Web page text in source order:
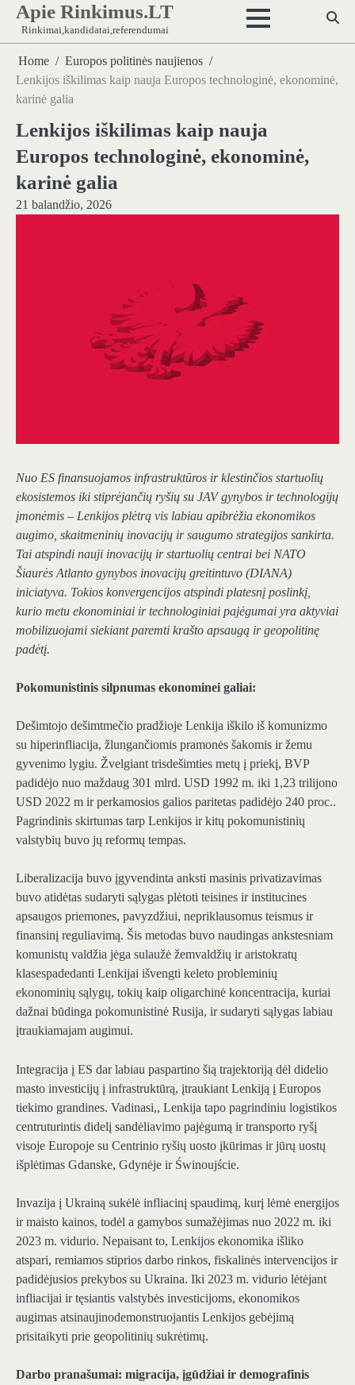
Skip
content
Apie Rinkimus.LT
Rinkimai,kandidatai,referendumai
Home
Europos politinės naujienos
Lenkijos iškilimas kaip nauja Europos technologinė, ekonominė,
karinė galia
Lenkijos iškilimas kaip nauja
Europos technologinė, ekonominė,
karinė galia
21 balandžio, 2026
Nuo ES finansuojamos infrastruktūros ir klestinčios startuolių
ekosistemos iki stiprėjančių ryšių su JAV gynybos ir technologijų
įmonėmis – Lenkijos plėtrą vis labiau apibrėžia ekonomikos
augimo, skaitmeninių inovacijų ir saugumo strategijos sankirta.
Tai atspindi nauji inovacijų ir startuolių centrai bei NATO
Šiaurės Atlanto gynybos inovacijų greitintuvo (DIANA)
iniciatyva. Tokios konvergencijos atspindi platesnį poslinkį,
kurio metu ekonominiai ir technologiniai pajėgumai yra aktyviai
mobilizuojami siekiant paremti krašto apsaugą ir geopolitinę
padėtį.
Pokomunistinis silpnumas ekonominei galiai:
Dešimtojo dešimtmečio pradžioje Lenkija iškilo iš komunizmo
su hiperinfliacija, žlungančiomis pramonės šakomis ir žemu
gyvenimo lygiu. Žvelgiant trisdešimties metų į priekį, BVP
padidėjo nuo maždaug 301 mlrd. USD 1992 m. iki 1,23 trilijono
USD 2022 m irperkamosios galios paritetas padidėjo 240 proc..
Pagrindinis skirtumas tarp Lenkijos ir kitų pokomunistinių
valstybių buvo jų reformų tempas.
Liberalizacija buvo įgyvendinta anksti masinis privatizavimas
buvo atidėtas sudaryti sąlygas plėtoti teisines ir institucines
apsaugos priemones, pavyzdžiui, nepriklausomus teismus ir
finansinį reguliavimą. Šis metodas buvo naudingas ankstesniam
komunistų valdžia jėga sulaužė žemvaldžių ir aristokratų
klasespadedanti Lenkijai išvengti keleto probleminių
ekonominių sąlygų, tokių kaip oligarchinė koncentracija, kuriai
dažnai būdinga pokomunistinė Rusija, ir sudaryti sąlygas labiau
įtraukiamajam augimui.
Integracija į ES dar labiau paspartino šią trajektoriją dėl didelio
masto investicijų į infrastruktūrą, įtraukiant Lenkiją į Europos
tiekimo grandines. Vadinasi,, Lenkija tapo pagrindiniu logistikos
centruturintis didelį sandėliavimo pajėgumą ir transporto ryšį
visoje Europoje su Centrinio ryšių uosto įkūrimas ir jūrų uostų
išplėtimas Gdanske, Gdynėje ir Świnoujście.
Invazija į Ukrainą sukėlė infliacinį spaudimą, kurį lėmė energijos
ir maisto kainos, todėl a gamybos sumažėjimas nuo 2022 m. iki
2023 m. vidurio. Nepaisant to, Lenkijos ekonomika išliko
atspari, remiamos stiprios darbo rinkos, fiskalinės intervencijos ir
padidėjusios prekybos su Ukraina. Iki 2023 m. vidurio lėtėjant
infliacijai ir tęsiantis valstybės investicijoms, ekonomikos
augimas atsinaujinodemonstruojantis Lenkijos gebėjimą
prisitaikyti prie geopolitinių sukrėtimų.
Darbo pranašumai: migracija, įgūdžiai ir demografinis